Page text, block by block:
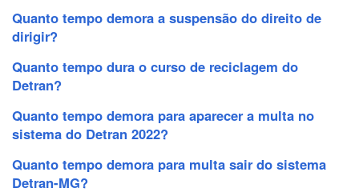
Quanto tempo demora a suspensão do direito de
dirigir?
Quanto tempo dura o curso de reciclagem do
Detran?
Quanto tempo demora para aparecer a multa no
sistema do Detran 2022?
Quanto tempo demora para multa sair do sistema
Detran-MG?